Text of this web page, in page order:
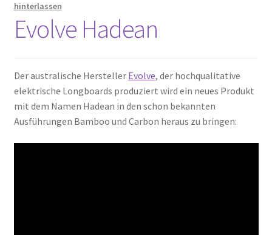
Zum Onlineshop in der Web Version
hinterlassen
Evolve Hadean
Der australische Hersteller Evolve, der hochqualitative
elektrische Longboards produziert wird ein neues Produkt
mit dem Namen Hadean in den schon bekannten
Ausführungen Bamboo und Carbon heraus zu bringen: